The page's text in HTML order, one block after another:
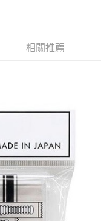
您需要取消訂單，請聯絡
效，需透過AFTEE先享
先享後付」服務完成之交
易相關給付款項請求債
人之同意方可使用
失，本公司不負相關責
之用戶狀況，依本公司即
相關推薦